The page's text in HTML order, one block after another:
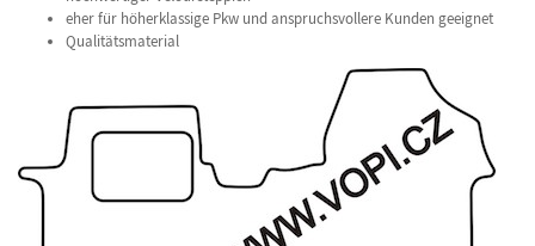
eher für höherklassige Pkw und anspruchsvollere Kunden geeignet
Qualitätsmaterial